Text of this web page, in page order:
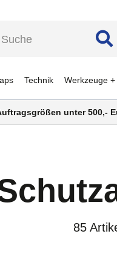
Technik Werkzeuge
unter 500,-
85